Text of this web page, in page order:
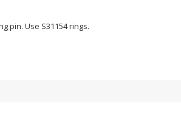
pin. Use S31154 rings.